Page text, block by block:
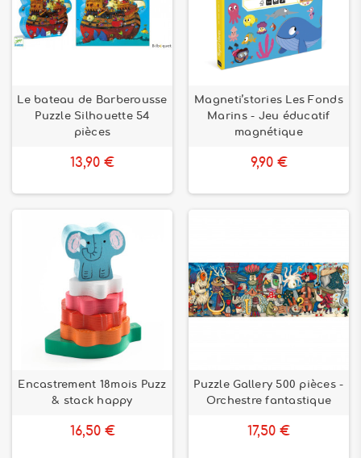
Le bateau de Barberousse
Puzzle Silhouette 54
pièces
13,90 €
Magneti’stories Les Fonds
Marins - Jeu éducatif
magnétique
9,90 €
Encastrement 18mois Puzz
& stack happy
16,50 €
Puzzle Gallery 500 pièces -
Orchestre fantastique
17,50 €